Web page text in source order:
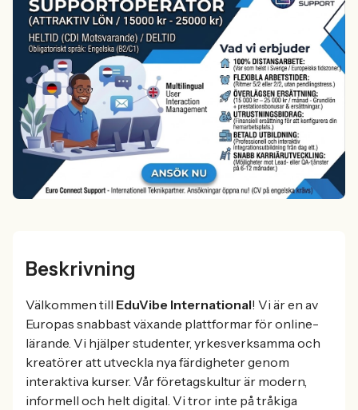
Beskrivning
Välkommen till EduVibe International! Vi är en av
Europas snabbast växande plattformar för online-
lärande. Vi hjälper studenter, yrkesverksamma och
kreatörer att utveckla nya färdigheter genom
interaktiva kurser. Vår företagskultur är modern,
informell och helt digital. Vi tror inte på tråkiga